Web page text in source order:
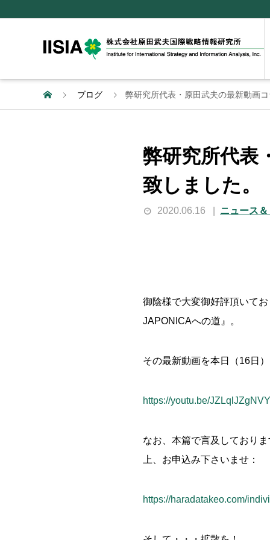
ブログ 弊研究所代表・原田武夫の最新動画
弊研究所代表
致しました。
2020.06.16 ニュース
御陰様で大変御好評頂いて
JAPONICAへの道』。
その最新動画を本日（16日
https://youtu.be/JZLqlJZgNVY
なお、本篇で言及しており
上、お申込み下さいませ：
https://haradatakeo.com/